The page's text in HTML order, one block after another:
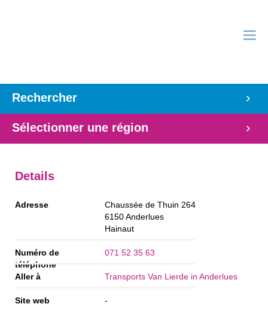
Rechercher
Sélectionner une région
Details
Adresse
Chaussée de Thuin 264
6150Anderlues
Hainaut
Numéro de
téléphone
071 52 35 63
Aller à Transports Van Lierde in Anderlues
Site web -